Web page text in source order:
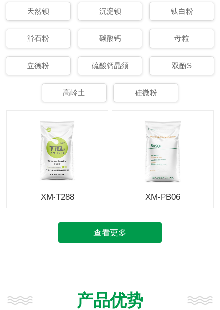
天然钡 沉淀钡 钛白粉
滑石粉 碳酸钙 母粒
立德粉 硫酸钙晶须 双酚S
高岭土 硅微粉
XM-T288 XM-PB06
查看更多
产品优势